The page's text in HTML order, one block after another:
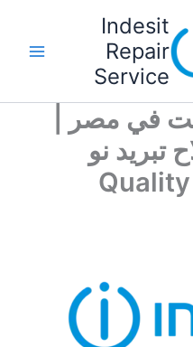
Indesit
Repair
Service
في مصر |
تبريد نو
فروست – 19418 Quality